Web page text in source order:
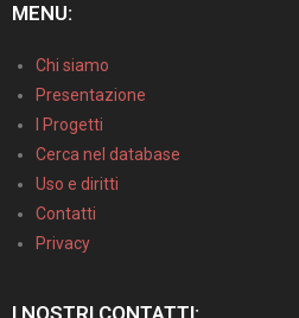
MENU:
Chi siamo
Presentazione
I Progetti
Cerca nel database
Uso e diritti
Contatti
Privacy
I NOSTRI CONTATTI: